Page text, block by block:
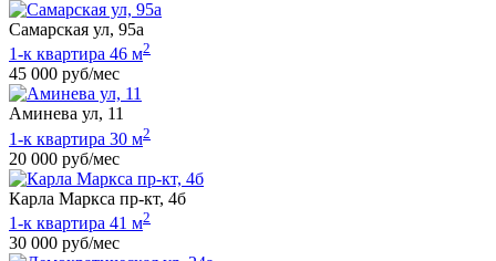
Самарская ул, 95а
1-к квартира 46 м2
45 000 руб/мес
Аминева ул, 11
1-к квартира 30 м2
20 000 руб/мес
Карла Маркса пр-кт, 4б
1-к квартира 41 м2
30 000 руб/мес